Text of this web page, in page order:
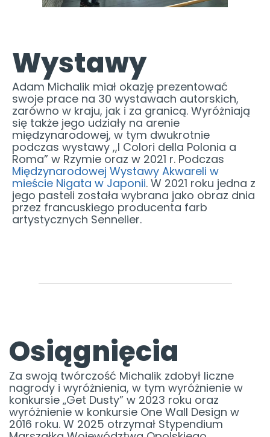
Wystawy
Adam Michalik miał okazję prezentować
swoje prace na 30 wystawach autorskich,
zarówno w kraju, jak i za granicą. Wyróżniają
się także jego udziały na arenie
międzynarodowej, w tym dwukrotnie
podczas wystawy ,,I Colori della Polonia a
Roma” w Rzymie oraz w 2021 r. Podczas
Międzynarodowej Wystawy Akwareli w
mieście Nigata w Japonii. W 2021 roku jedna z
jego pasteli została wybrana jako obraz dnia
przez francuskiego producenta farb
artystycznych Sennelier.
Osiągnięcia
Za swoją twórczość Michalik zdobył liczne
nagrody i wyróżnienia, w tym wyróżnienie w
konkursie „Get Dusty” w 2023 roku oraz
wyróżnienie w konkursie One Wall Design w
2016 roku. W 2025 otrzymał Stypendium